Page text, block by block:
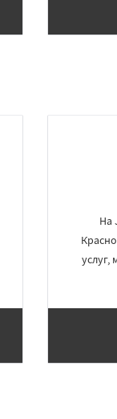
На
услуг,